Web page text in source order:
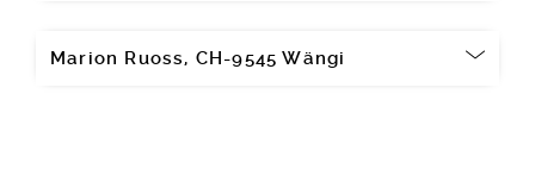
Marion Ruoss, CH-9545 Wängi